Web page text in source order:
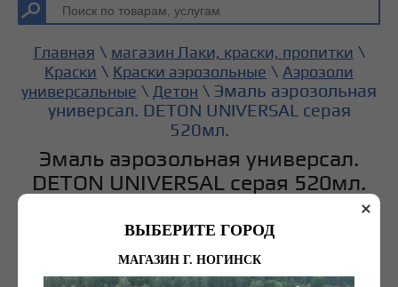
Главная \ магазин Лаки, краски, пропитки \
Краски \ Краски аэрозольные \ Аэрозоли
универсальные \ Детон \ Эмаль аэрозольная
универсал. DETON UNIVERSAL серая
520мл.
Эмаль аэрозольная универсал.
DETON UNIVERSAL серая 520мл.
ВЫБЕРИТЕ ГОРОД
МАГАЗИН Г. НОГИНСК